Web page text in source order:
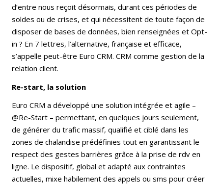
d’entre nous reçoit désormais, durant ces périodes de
soldes ou de crises, et qui nécessitent de toute façon de
disposer de bases de données, bien renseignées et Opt-
in ? En 7 lettres, l’alternative, française et efficace,
s’appelle peut-être Euro CRM. CRM comme gestion de la
relation client.
Re-start, la solution
Euro CRM a développé une solution intégrée et agile –
@Re-Start – permettant, en quelques jours seulement,
de générer du trafic massif, qualifié et ciblé dans les
zones de chalandise prédéfinies tout en garantissant le
respect des gestes barrières grâce à la prise de rdv en
ligne. Le dispositif, global et adapté aux contraintes
actuelles, mixe habilement des appels ou sms pour créer